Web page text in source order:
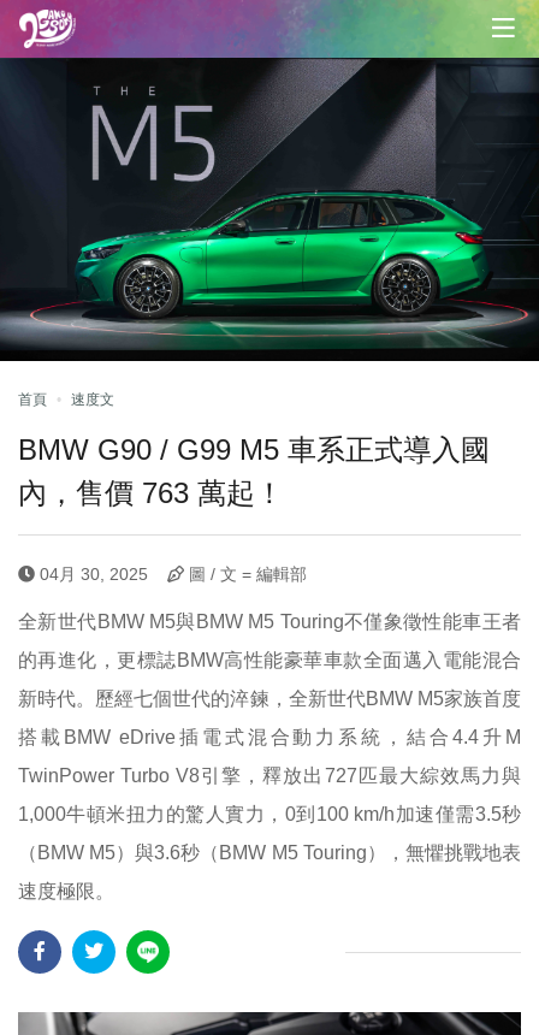
首頁 速度文
BMW G90 / G99 M5 車系正式導入國
內，售價 763 萬起！
04月 30, 2025 圖 / 文 = 編輯部
全新世代BMW M5與BMW M5 Touring不僅象徵性能車王者
的再進化，更標誌BMW高性能豪華車款全面邁入電能混合
新時代。歷經七個世代的淬鍊，全新世代BMW M5家族首度
搭載BMW eDrive插電式混合動力系統，結合4.4升M
TwinPower Turbo V8引擎，釋放出727匹最大綜效馬力與
1,000牛頓米扭力的驚人實力，0到100 km/h加速僅需3.5秒
（BMW M5）與3.6秒（BMW M5 Touring），無懼挑戰地表
速度極限。